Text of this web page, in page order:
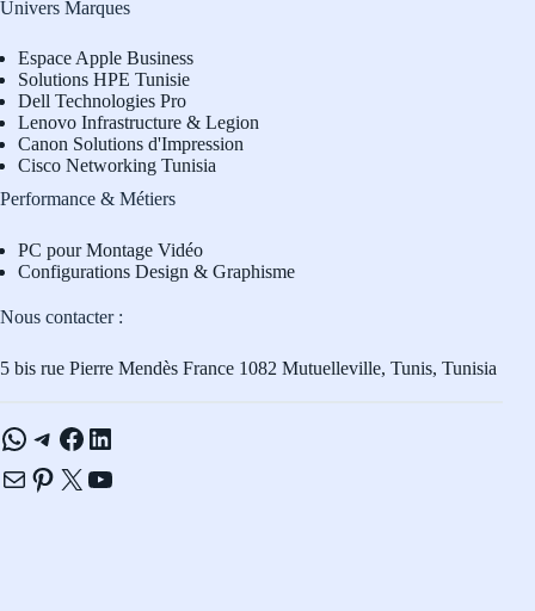
Univers Marques
Espace Apple Business
Solutions HPE Tunisie
Dell Technologies Pro
Lenovo Infrastructure & Legion
Canon Solutions d'Impression
Cisco Networking Tunisia
Performance & Métiers
PC pour Montage Vidéo
Configurations Design & Graphisme
Nous contacter :
5 bis rue Pierre Mendès France 1082 Mutuelleville, Tunis, Tunisia
WhatsApp
Telegram
Facebook
LinkedIn
E-mailPinterest
X YouTube